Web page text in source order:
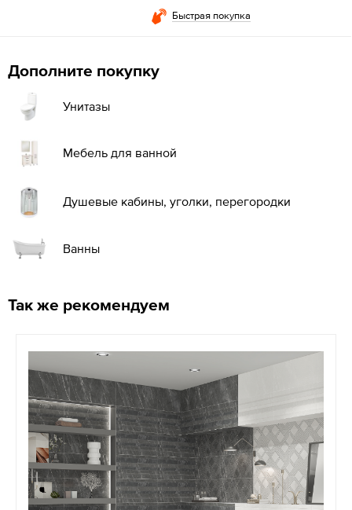
Быстрая покупка
Дополните покупку
Унитазы
Мебель для ванной
Душевые кабины, уголки, перегородки
Ванны
Так же рекомендуем